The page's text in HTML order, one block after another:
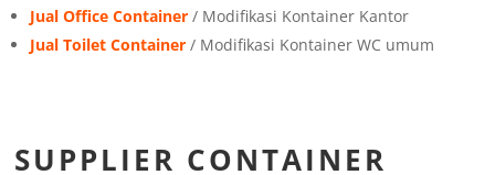
Jual Office Container / Modifikasi Kontainer Kantor
Jual Toilet Container / Modifikasi Kontainer WC umum
SUPPLIER CONTAINER